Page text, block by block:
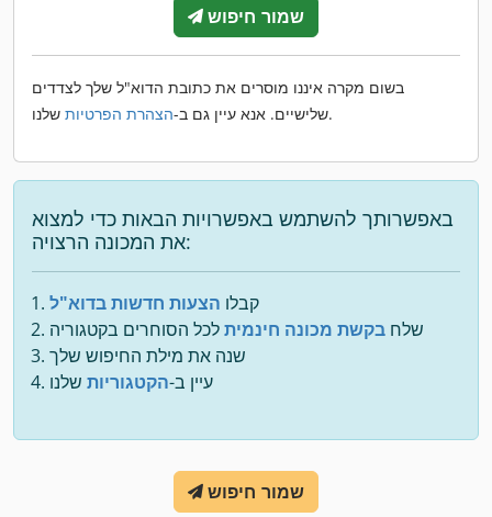
שמור חיפוש
בשום מקרה איננו מוסרים את כתובת הדוא"ל שלך לצדדים
שלישיים. אנא עיין גם ב-הצהרת הפרטיות שלנו.
באפשרותך להשתמש באפשרויות הבאות כדי למצוא
את המכונה הרצויה:
קבלו הצעות חדשות בדוא"ל
שלח בקשת מכונה חינמיתלכל הסוחרים בקטגוריה
שנה את מילת החיפוש שלך
עיין ב-הקטגוריות שלנו
שמור חיפוש